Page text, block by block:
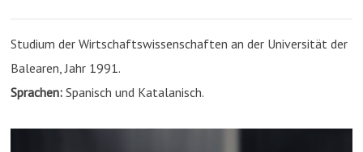
Studium der Wirtschaftswissenschaften an der Universität der
Balearen, Jahr 1991.
Sprachen: Spanisch und Katalanisch.